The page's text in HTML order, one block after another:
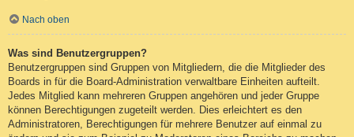
Nach oben
Was sind Benutzergruppen?
Benutzergruppen sind Gruppen von Mitgliedern, die die Mitglieder des
Boards in für die Board-Administration verwaltbare Einheiten aufteilt.
Jedes Mitglied kann mehreren Gruppen angehören und jeder Gruppe
können Berechtigungen zugeteilt werden. Dies erleichtert es den
Administratoren, Berechtigungen für mehrere Benutzer auf einmal zu